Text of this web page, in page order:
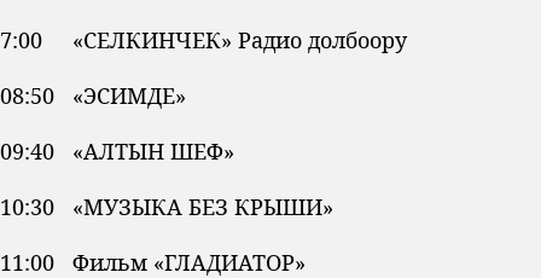
7:00 «СЕЛКИНЧЕК» Радио долбоору
08:50 «ЭСИМДЕ»
09:40 «АЛТЫН ШЕФ»
10:30 «МУЗЫКА БЕЗ КРЫШИ»
11:00 Фильм «ГЛАДИАТОР»